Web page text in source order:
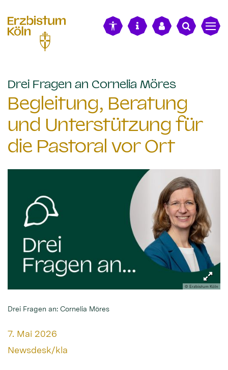
Drei Fragen an Cornelia Möres:
Begleitung, Beratung
und Unterstützung für
die Pastoral vor Ort
© Erzbistum Köln
Drei Fragen an: Cornelia Möres
Datum:
7. Mai 2026
Von:
Newsdesk/kla